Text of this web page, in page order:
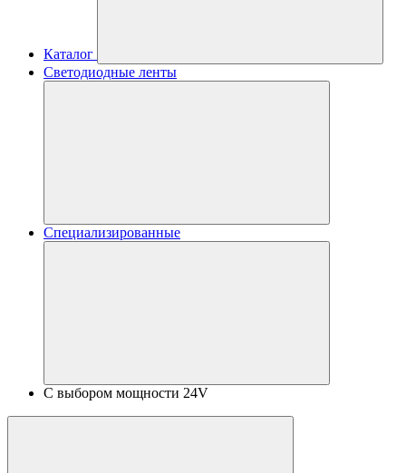
Каталог
Светодиодные ленты
Специализированные
С выбором мощности 24V